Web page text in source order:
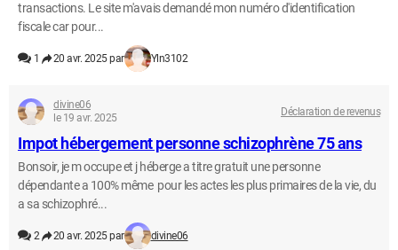
transactions. Le site m'avais demandé mon numéro d'identification
fiscale car pour...
1 20 avr. 2025 par Yln3102
divine06
le 19 avr. 2025
Déclaration de revenus
Impot hébergement personne schizophrène 75 ans
Bonsoir, je m occupe et j héberge a titre gratuit une personne
dépendante a 100% même pour les actes les plus primaires de la vie, du
a sa schizophré...
2 20 avr. 2025 par divine06